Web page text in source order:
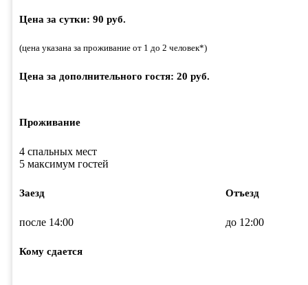
Цена за сутки: 90 руб.
(цена указана за проживание от 1 до 2 человек*)
Цена за дополнительного гостя: 20 руб.
Проживание
4 спальных мест
5 максимум гостей
Заезд
после 14:00
Отъезд
до 12:00
Кому сдается